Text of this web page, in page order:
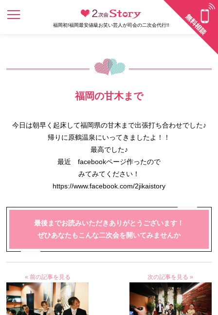
福岡初!福岡最安値級お笑い芸人が司会の二次会代行!!
福岡の甘木まで
今日は朝早く起床して福岡県の甘木まで出張打ち合わせでした♪
帰りに原鶴温泉にいってきましたよ！！
最高でした♪
最近 facebookページ作ったので
みてみてください！
https://www.facebook.com/2jikaistory
最後までお読みいただきありがとうございます！
ぜひあなたもこんな二次会を開いてみませんか
« 前の記事を見る 次の記事を見る »